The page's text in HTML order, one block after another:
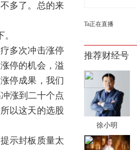
多了。总的来
多次冲击涨停
停的机会，溢
停成果，我们
涨到二十个点
以这天的选股
示封板质量太
Ta正在直播
推荐财经号
徐小明